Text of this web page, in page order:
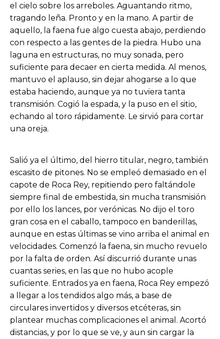
el cielo sobre los arreboles. Aguantando ritmo,
tragando leña. Pronto y en la mano. A partir de
aquello, la faena fue algo cuesta abajo, perdiendo
con respecto a las gentes de la piedra. Hubo una
laguna en estructuras, no muy sonada, pero
suficiente para decaer en cierta medida. Al menos,
mantuvo el aplauso, sin dejar ahogarse a lo que
estaba haciendo, aunque ya no tuviera tanta
transmisión. Cogió la espada, y la puso en el sitio,
echando al toro rápidamente. Le sirvió para cortar
una oreja.
Salió ya el último, del hierro titular, negro, también
escasito de pitones. No se empleó demasiado en el
capote de Roca Rey, repitiendo pero faltándole
siempre final de embestida, sin mucha transmisión
por ello los lances, por verónicas. No dijo el toro
gran cosa en el caballo, tampoco en banderillas,
aunque en estas últimas se vino arriba el animal en
velocidades. Comenzó la faena, sin mucho revuelo
por la falta de orden. Así discurrió durante unas
cuantas series, en las que no hubo acople
suficiente. Entrados ya en faena, Roca Rey empezó
a llegar a los tendidos algo más, a base de
circulares invertidos y diversos etcéteras, sin
plantear muchas complicaciones el animal. Acortó
distancias, y por lo que se ve, y aun sin cargar la